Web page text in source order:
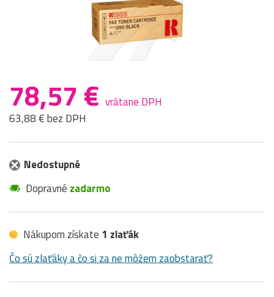
78,57 € vrátane DPH
63,88 € bez DPH
Nedostupné
Dopravné zadarmo
Nákupom získate 1 zlaťák
Čo sú zlaťáky a čo si za ne môžem zaobstarať?